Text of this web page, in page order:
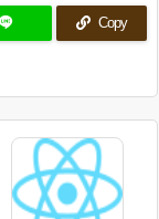
Copy